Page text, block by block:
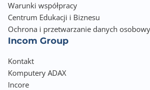
Kolor obudowy
Czarny (Black)
Wyposażenie dodatkowe
Kabel zasilający
Szybki przewodnik
Warunki współpracy
Centrum Edukacji i Biznesu
Ochrona i przetwarzanie danych
Incom Group
Kontakt
Komputery ADAX
Incore